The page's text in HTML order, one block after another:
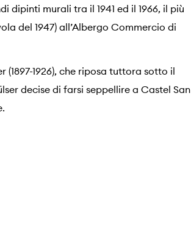
dipinti murali tra il 1941 ed il 1966, il più
del 1947) all’Albergo Commercio di
1926), che riposa tuttora sotto il
decise di farsi seppellire a Castel San